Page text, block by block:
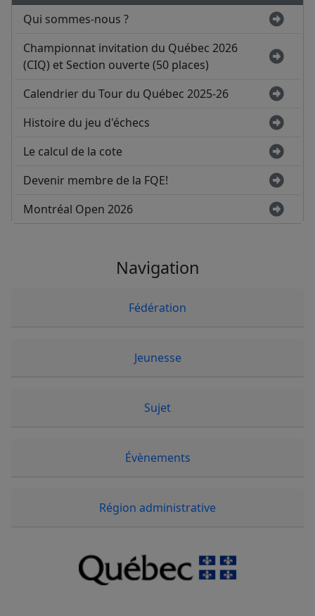
Qui sommes-nous ?
Championnat invitation du Québec 2026
(CIQ) et Section ouverte (50 places)
Calendrier du Tour du Québec 2025-26
Histoire du jeu d'échecs
Le calcul de la cote
Devenir membre de la FQE!
Montréal Open 2026
Navigation
Fédération
Jeunesse
Sujet
Évènements
Région administrative